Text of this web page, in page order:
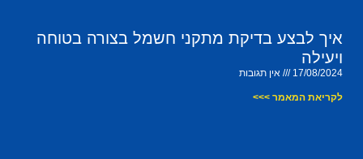
איך לבצע בדיקת מתקני חשמל בצורה בטוחה
ויעילה
17/08/2024 אין תגובות
לקריאת המאמר >>>